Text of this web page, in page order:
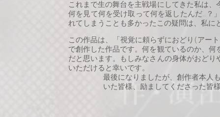
これまで生の舞台を主戦場にしてきた私は
何を見て何を受け取って何を返したんだ…？
れてしまうことも多かったこの疑問は、私に
この作品は、「視覚に頼らずにおどり(アー
で創作した作品です。何を観ているのか、
だと思います。もしみなさんの身体がおど
いただけると幸いです。
最後になりましたが、創作者本人
いた皆様、 励ま して くださった